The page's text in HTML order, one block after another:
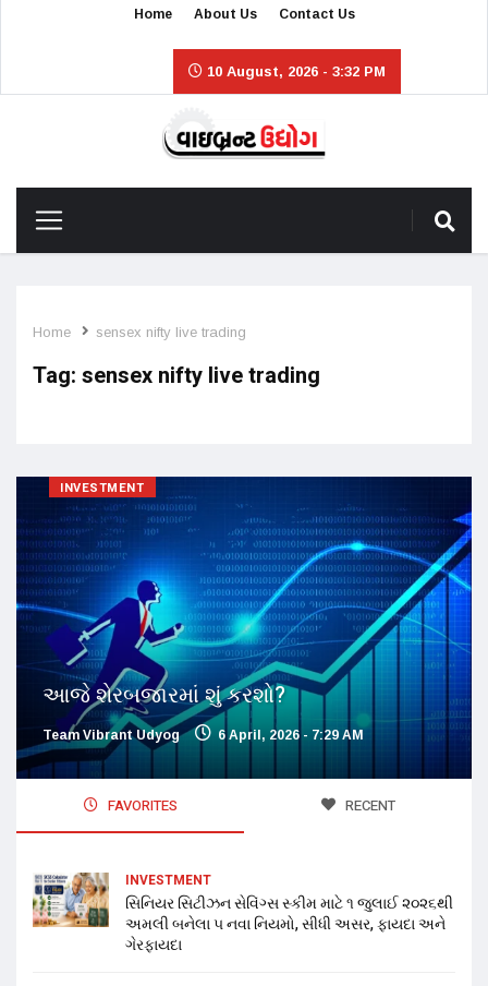
Home About Us Contact Us
10 August, 2026 - 3:32 PM
Home sensex nifty live trading
Tag: sensex nifty live trading
INVESTMENT
આજે શેરબજારમાં શું કરશો?
Team Vibrant Udyog 6 April, 2026 - 7:29 AM
FAVORITES RECENT
INVESTMENT
સિનિયર સિટીઝન સેવિંગ્સ સ્કીમ માટે ૧ જુલાઈ ૨૦૨૬થી
અમલી બનેલા ૫ નવા નિયમો, સીધી અસર, ફાયદા અને
ગેરફાયદા